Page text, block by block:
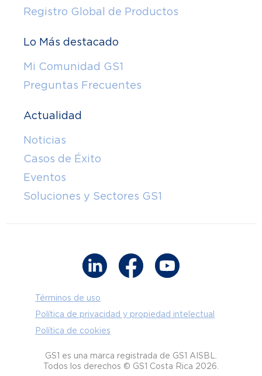
Registro Global de Productos
Lo Más destacado
Mi Comunidad GS1
Preguntas Frecuentes
Actualidad
Noticias
Casos de Éxito
Eventos
Soluciones y Sectores GS1
Términos de uso
Política de privacidad y propiedad intelectual
Política de cookies
GS1 es una marca registrada de GS1 AISBL.
Todos los derechos © GS1 Costa Rica 2026.